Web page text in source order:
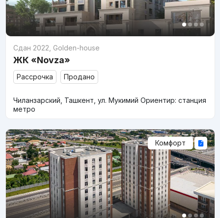
Сдан 2022 Golden-house
ЖК «Novza»
Рассрочка Продано
Чиланзарский, Ташкент, ул. Мукимий Ориентир: станция
метро
Комфорт